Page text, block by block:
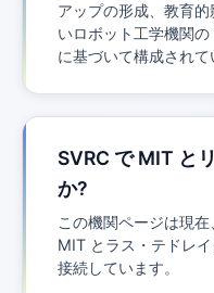
アップの形成、教育
いロボット工学機関
に基づいて構成されて
SVRC で MIT と
か?
この機関ページは現
MIT とラス・テドレ
接続しています。